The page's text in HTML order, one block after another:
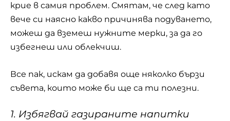
крие в самия проблем. Смятам, че след като
вече си наясно какво причинява подуването,
можеш да вземеш нужните мерки, за да го
избегнеш или облекчиш.
Все пак, искам да добавя още няколко бързи
съвета, които може би ще са ти полезни.
1. Избягвай газираните напитки